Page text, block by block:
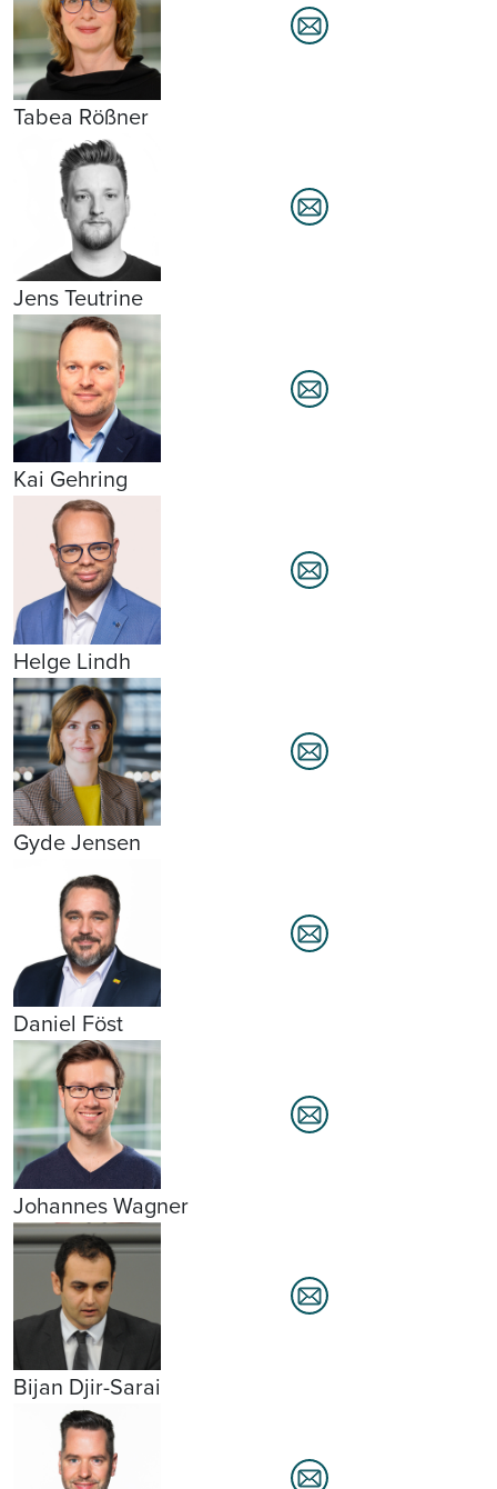
Tabea Rößner
Jens Teutrine
Kai Gehring
Helge Lindh
Gyde Jensen
Daniel Föst
Johannes Wagner
Bijan Djir-Sarai